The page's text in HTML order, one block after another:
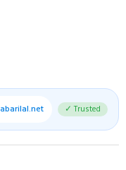
✓ Trusted